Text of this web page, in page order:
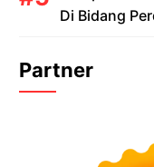
Di Bidang
Partner